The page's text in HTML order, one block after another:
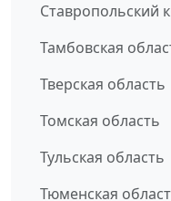
Ставропольский
Тамбовская
Тверская область
Томская область
Тульская область
Тюменская